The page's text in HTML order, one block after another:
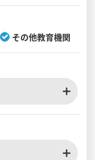
その他教育機関